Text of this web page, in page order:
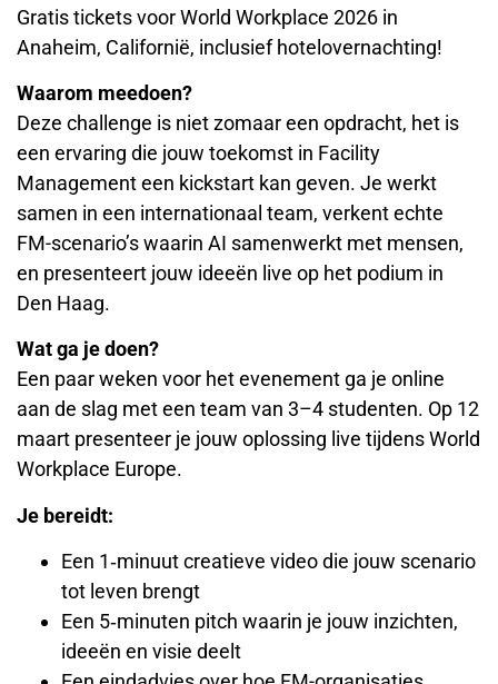
Gratis tickets voor World Workplace 2026 in
Anaheim, Californië, inclusief hotelovernachting!
Waarom meedoen?
Deze challenge is niet zomaar een opdracht, het is
een ervaring die jouw toekomst in Facility
Management een kickstart kan geven. Je werkt
samen in een internationaal team, verkent echte
FM-scenario’s waarin AI samenwerkt met mensen,
en presenteert jouw ideeën live op het podium in
Den Haag.
Wat ga je doen?
Een paar weken voor het evenement ga je online
aan de slag met een team van 3–4 studenten. Op 12
maart presenteer je jouw oplossing live tijdens World
Workplace Europe.
Je bereidt:
Een 1‑minuut creatieve video die jouw scenario
tot leven brengt
Een 5‑minuten pitch waarin je jouw inzichten,
ideeën en visie deelt